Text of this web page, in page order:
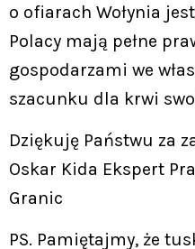
o ofiarach Wołynia
Polacy mają pełne
gospodarzami we
szacunku dla krwi
Dziękuję Państwu za
Oskar Kida Ekspert
Granic
PS. Pamiętajmy, że